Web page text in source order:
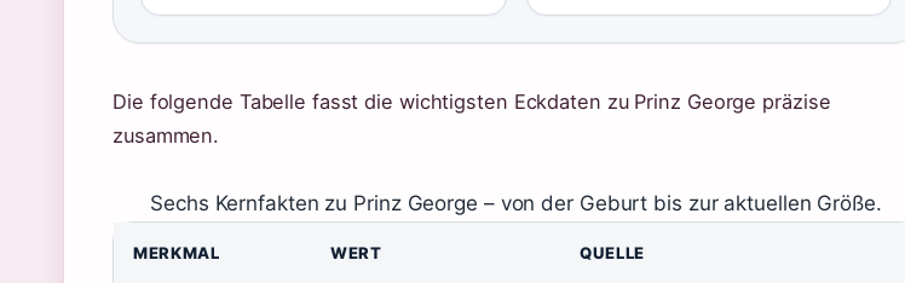
Die folgende Tabelle fasst die wichtigsten Eckdaten zu Prinz George präzise
zusammen.
Sechs Kernfakten zu Prinz George – von der Geburt bis zur aktuellen Größe.
MERKMAL WERT QUELLE